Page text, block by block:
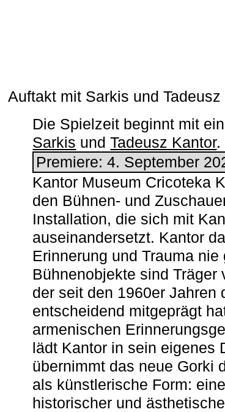
Auftakt mit Sarkis und Tadeusz
Die Spielzeit beginnt mit
Sarkis undTadeusz Kantor.
Premiere: 4. September
Kantor Museum Cricoteka
den Bühnen- und
Installation, die sich mit
auseinandersetzt. Kantor
Erinnerung und Trauma nie
Bühnenobjekte sind Träger
der seit den 1960er Jahren
entscheidend mitgeprägt
armenischen
lädt Kantor in sein eigenes
übernimmt das neue Gorki
als künstlerische Form:
historischer und